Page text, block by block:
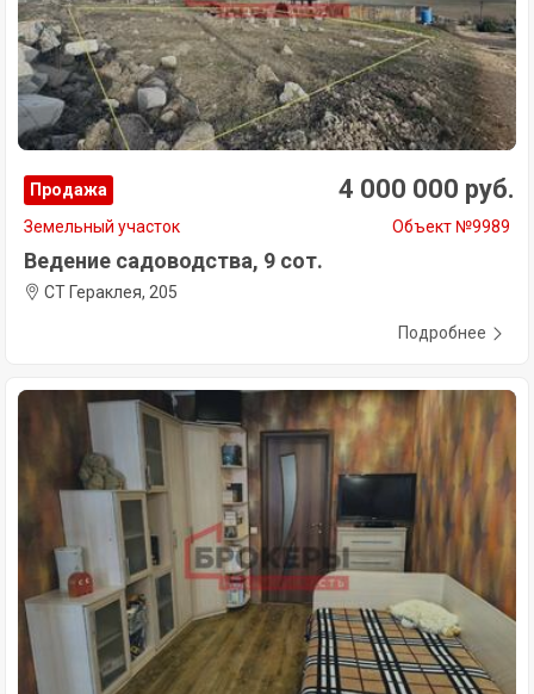
Продажа 4 000 000 руб.
Земельный участок Объект №9989
Ведение садоводства, 9 сот.
СТ Гераклея, 205
Подробнее